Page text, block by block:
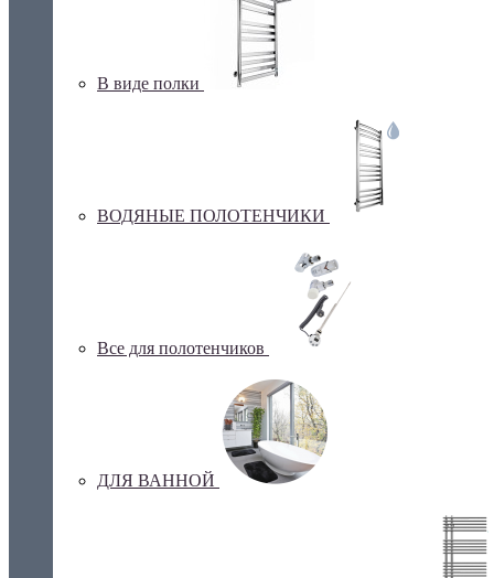
В виде полки
ВОДЯНЫЕ ПОЛОТЕНЧИКИ
Все для полотенчиков
ДЛЯ ВАННОЙ